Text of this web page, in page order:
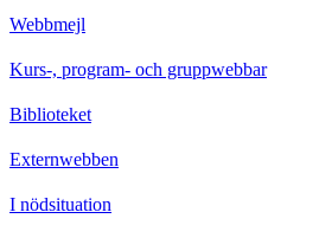
Webbmejl
Kurs-, program- och gruppwebbar
Biblioteket
Externwebben
I nödsituation